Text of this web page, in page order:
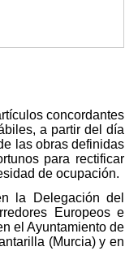
concordantes
a partir del día
las obras definidas
para rectificar
de ocupación.
la Delegación del
Europeos e
el Ayuntamiento de
(Murcia) y en